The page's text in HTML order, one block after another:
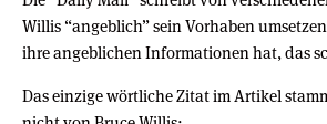
Willis “angeblich” sein Vorhaben
ihre angeblichen Informationen hat, das
Das einzige wörtliche Zitat im Artikel